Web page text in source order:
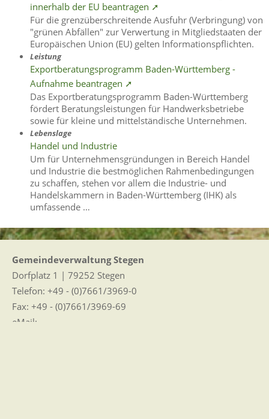
innerhalb der EU beantragen ➚
Für die grenzüberschreitende Ausfuhr (Verbringung) von
"grünen Abfällen" zur Verwertung in Mitgliedstaaten der
Europäischen Union (EU) gelten Informationspflichten.
Leistung
Exportberatungsprogramm Baden-Württemberg -
Aufnahme beantragen ➚
Das Exportberatungsprogramm Baden-Württemberg
fördert Beratungsleistungen für Handwerksbetriebe
sowie für kleine und mittelständische Unternehmen.
Lebenslage
Handel und Industrie
Um für Unternehmensgründungen in Bereich Handel
und Industrie die bestmöglichen Rahmenbedingungen
zu schaffen, stehen vor allem die Industrie- und
Handelskammern in Baden-Württemberg (IHK) als
umfassende …
Gemeindeverwaltung Stegen
Dorfplatz 1 | 79252 Stegen
Telefon: +49 - (0)7661/3969-0
Fax: +49 - (0)7661/3969-69
eMail: